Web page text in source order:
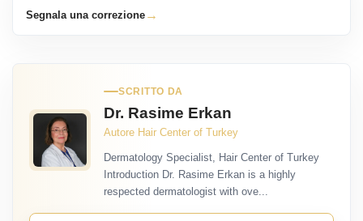
Segnala una correzione →
SCRITTO DA
Dr. Rasime Erkan
Autore Hair Center of Turkey
Dermatology Specialist, Hair Center of Turkey
Introduction Dr. Rasime Erkan is a highly
respected dermatologist with ove...